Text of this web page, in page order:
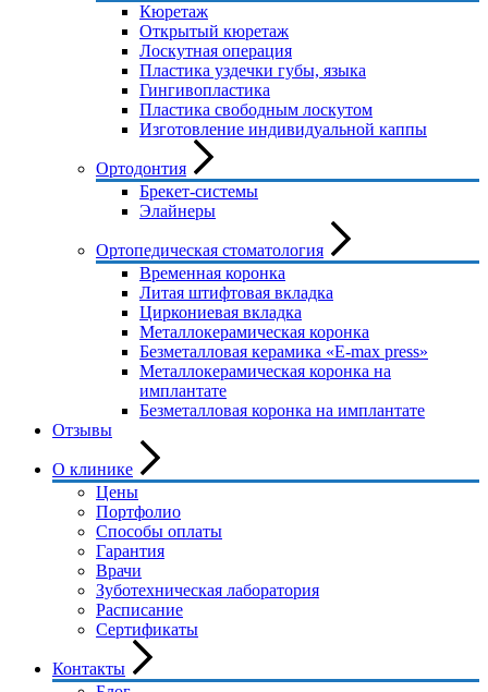
Кюретаж
Открытый кюретаж
Лоскутная операция
Пластика уздечки губы, языка
Гингивопластика
Пластика свободным лоскутом
Изготовление индивидуальной каппы
Ортодонтия
Брекет-системы
Элайнеры
Ортопедическая стоматология
Временная коронка
Литая штифтовая вкладка
Циркониевая вкладка
Металлокерамическая коронка
Безметалловая керамика «E-max press»
Металлокерамическая коронка на
имплантате
Безметалловая коронка на имплантате
Отзывы
О клинике
Цены
Портфолио
Способы оплаты
Гарантия
Врачи
Зуботехническая лаборатория
Расписание
Сертификаты
Контакты